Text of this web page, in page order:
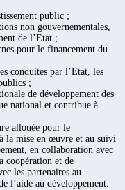
public ;
non gouvernementales,
de l’Etat ;
pour le financement du
conduites par l’Etat, les
;
de développement des
national et contribue à
allouée pour le
la mise en œuvre et au suivi
en collaboration avec
coopération et de
les partenaires au
l’aide au développement.